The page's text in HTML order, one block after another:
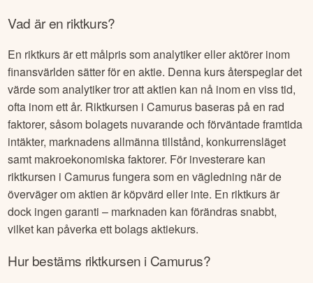
Vad är en riktkurs?
En riktkurs är ett målpris som analytiker eller aktörer inom
finansvärlden sätter för en aktie. Denna kurs återspeglar det
värde som analytiker tror att aktien kan nå inom en viss tid,
ofta inom ett år. Riktkursen iCamurusbaseras på en rad
faktorer, såsom bolagets nuvarande och förväntade framtida
intäkter, marknadens allmänna tillstånd, konkurrensläget
samt makroekonomiska faktorer. För investerare kan
riktkursen iCamurusfungera som en vägledning när de
överväger om aktien är köpvärd eller inte. En riktkurs är
dock ingen garanti – marknaden kan förändras snabbt,
vilket kan påverka ett bolags aktiekurs.
Hur bestäms riktkursen i Camurus?